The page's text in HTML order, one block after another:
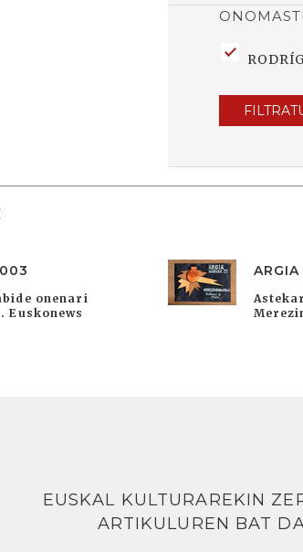
onenari
Euskonews
EUSKAL KULTURAREKIN
ARTIKULUREN BAT